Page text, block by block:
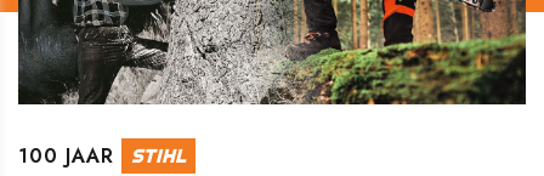
100 JAAR STIHL